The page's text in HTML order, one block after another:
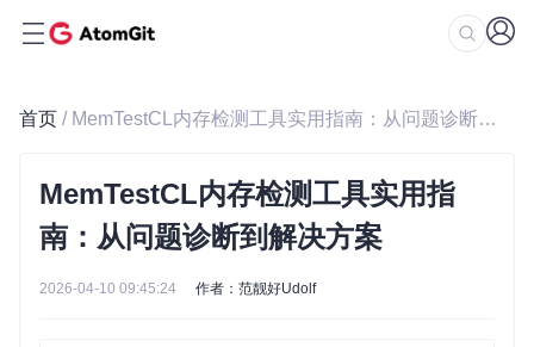
首页 / MemTestCL内存检测工具实用指南：从问题诊断到解决方案
MemTestCL内存检测工具实用指
南：从问题诊断到解决方案
2026-04-10 09:45:24 作者：范靓好Udolf